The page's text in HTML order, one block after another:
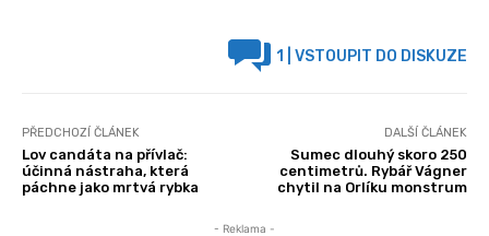
1 | VSTOUPIT DO DISKUZE
PŘEDCHOZÍ ČLÁNEK
Lov candáta na přívlač:
účinná nástraha, která
páchne jako mrtvá rybka
DALŠÍ ČLÁNEK
Sumec dlouhý skoro 250
centimetrů. Rybář Vágner
chytil na Orlíku monstrum
- Reklama -